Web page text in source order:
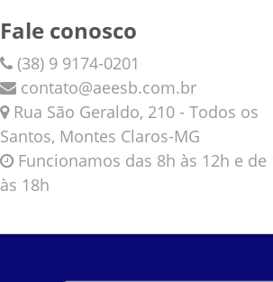
Fale conosco
(38) 9 9174-0201
contato@aeesb.com.br
Rua São Geraldo, 210 - Todos os
Santos, Montes Claros-MG
Funcionamos das 8h às 12h e de
às 18h